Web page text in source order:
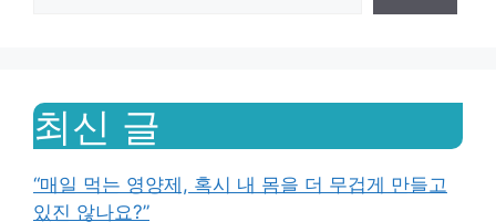
최신 글
“매일 먹는 영양제, 혹시 내 몸을 더 무겁게 만들고
있진 않나요?”